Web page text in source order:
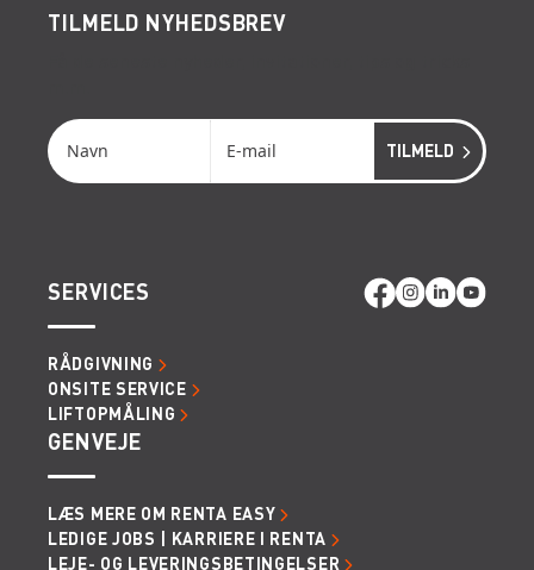
TILMELD NYHEDSBREV
SERVICES
RÅDGIVNING
ONSITE SERVICE
LIFTOPMÅLING
GENVEJE
LÆS MERE OM RENTA EASY
LEDIGE JOBS | KARRIERE I RENTA
LEJE- OG LEVERINGSBETINGELSER